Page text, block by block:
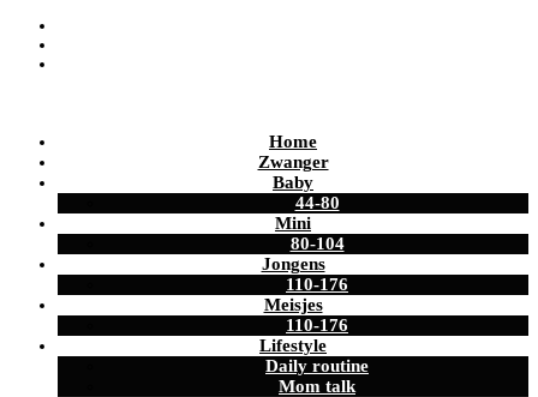
Home
Zwanger
Baby
44-80
Mini
80-104
Jongens
110-176
Meisjes
110-176
Lifestyle
Daily routine
Mom talk